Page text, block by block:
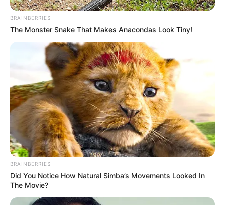
BRAINBERRIES
The Monster Snake That Makes Anacondas Look Tiny!
BRAINBERRIES
Did You Notice How Natural Simba’s Movements Looked In
The Movie?